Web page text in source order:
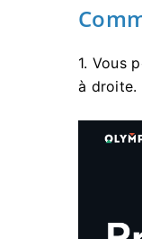
1. Vous
à droite.